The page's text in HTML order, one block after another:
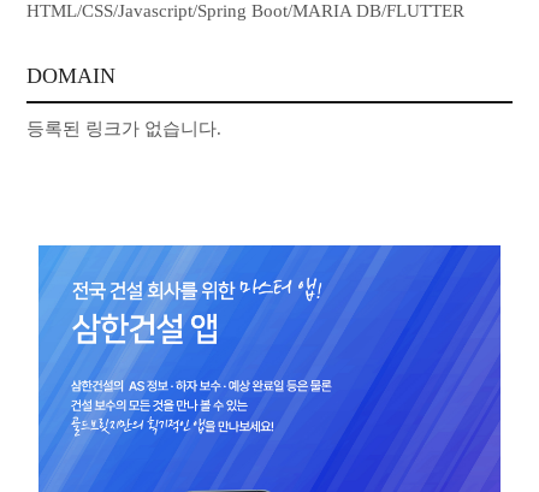
HTML/CSS/Javascript/Spring Boot/MARIA DB/FLUTTER
DOMAIN
등록된 링크가 없습니다.